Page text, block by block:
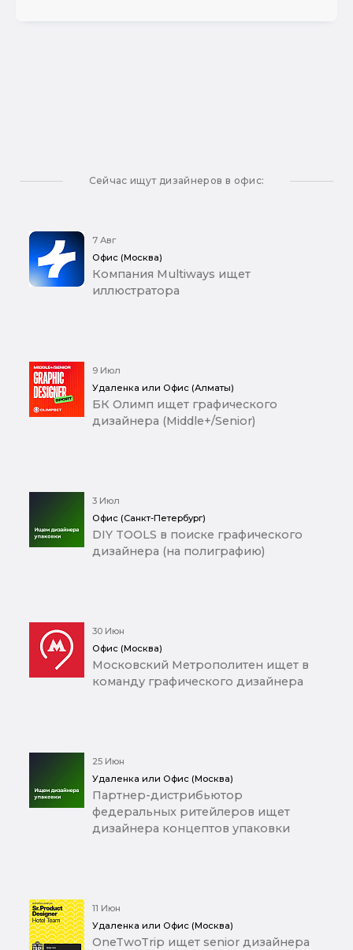
Сейчас ищут дизайнеров в офис:
7 Авг
Офис (Москва)
Компания Multiways ищет
иллюстратора
9 Июл
Удаленка или Офис (Алматы)
БК Олимп ищет графического
дизайнера (Middle+/Senior)
3 Июл
Офис (Санкт-Петербург)
DIY TOOLS в поиске графического
дизайнера (на полиграфию)
30 Июн
Офис (Москва)
Московский Метрополитен ищет в
команду графического дизайнера
25 Июн
Удаленка или Офис (Москва)
Партнер-дистрибьютор
федеральных ритейлеров ищет
дизайнера концептов упаковки
11 Июн
Удаленка или Офис (Москва)
OneTwoTrip ищет senior дизайнера